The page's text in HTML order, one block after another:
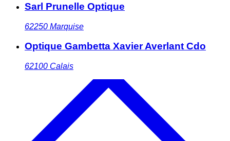
Sarl Prunelle Optique
62250 Marquise
Optique Gambetta Xavier Averlant Cdo
62100 Calais